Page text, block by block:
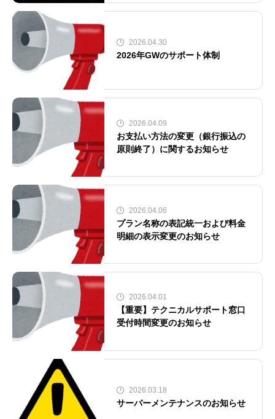
2026.04.30
2026年GWのサポート体制
2026.04.09
お支払い方法の変更（銀行振込の
原則終了）に関するお知らせ
2026.04.06
プラン名称の表記統一および料金
明細の表示変更のお知らせ
2026.04.01
【重要】テクニカルサポート窓口
受付時間変更のお知らせ
2026.03.18
サーバーメンテナンスのお知らせ